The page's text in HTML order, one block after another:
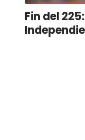
Fin del